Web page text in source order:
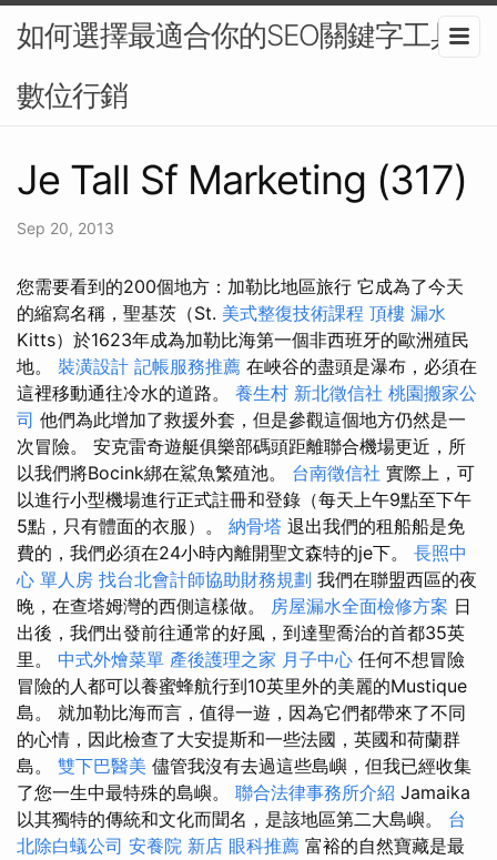
如何選擇最適合你的SEO關鍵字工具-
數位行銷
Je Tall Sf Marketing (317)
Sep 20, 2013
您需要看到的200個地方：加勒比地區旅行 它成為了今天
的縮寫名稱，聖基茨（St. 美式整復技術課程 頂樓 漏水
Kitts）於1623年成為加勒比海第一個非西班牙的歐洲殖民
地。 裝潢設計 記帳服務推薦 在峽谷的盡頭是瀑布，必須在
這裡移動通往冷水的道路。 養生村 新北徵信社 桃園搬家公
司 他們為此增加了救援外套，但是參觀這個地方仍然是一
次冒險。 安克雷奇遊艇俱樂部碼頭距離聯合機場更近，所
以我們將Bocink綁在鯊魚繁殖池。 台南徵信社 實際上，可
以進行小型機場進行正式註冊和登錄（每天上午9點至下午
5點，只有體面的衣服）。 納骨塔 退出我們的租船船是免
費的，我們必須在24小時內離開聖文森特的je下。 長照中
心 單人房 找台北會計師協助財務規劃 我們在聯盟西區的夜
晚，在查塔姆灣的西側這樣做。 房屋漏水全面檢修方案 日
出後，我們出發前往通常的好風，到達聖喬治的首都35英
里。 中式外燴菜單 產後護理之家 月子中心 任何不想冒險
冒險的人都可以養蜜蜂航行到10英里外的美麗的Mustique
島。 就加勒比海而言，值得一遊，因為它們都帶來了不同
的心情，因此檢查了大安提斯和一些法國，英國和荷蘭群
島。 雙下巴醫美 儘管我沒有去過這些島嶼，但我已經收集
了您一生中最特殊的島嶼。 聯合法律事務所介紹 Jamaika
以其獨特的傳統和文化而聞名，是該地區第二大島嶼。 台
北除白蟻公司 安養院 新店 眼科推薦 富裕的自然寶藏是最